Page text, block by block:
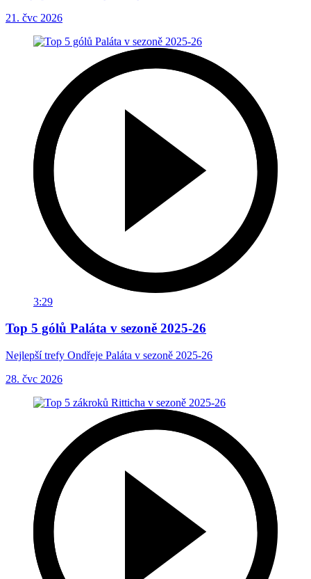
21. čvc 2026
3:29
Top 5 gólů Paláta v sezoně 2025-26
Nejlepší trefy Ondřeje Paláta v sezoně 2025-26
28. čvc 2026